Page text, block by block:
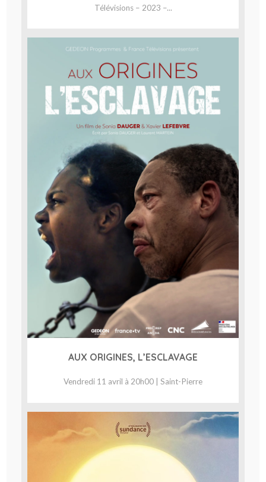
Télévisions – 2023 –...
AUX ORIGINES, L’ESCLAVAGE
Vendredi 11 avril à 20h00 | Saint-Pierre